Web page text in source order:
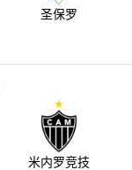
圣保罗
米内罗竞技